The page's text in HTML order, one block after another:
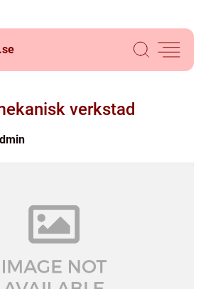
se
verkstad